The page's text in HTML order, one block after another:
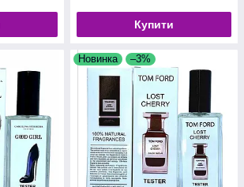
Купити
Новинка –3%